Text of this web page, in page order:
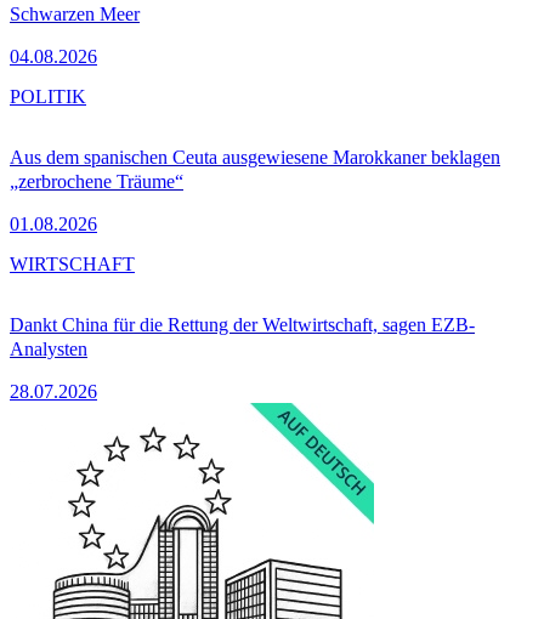
Schwarzen Meer
04.08.2026
Aus dem spanischen Ceuta ausgewiesene Marokkaner beklagen
„zerbrochene Träume“
01.08.2026
POLITIK
Dankt China für die Rettung der Weltwirtschaft, sagen EZB-
Analysten
28.07.2026
WIRTSCHAFT